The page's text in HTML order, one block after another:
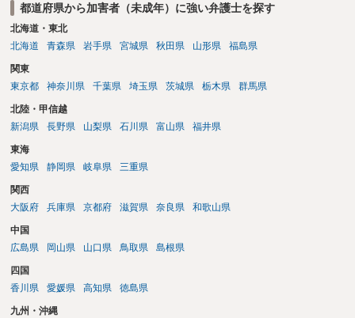
都道府県から加害者（未成年）に強い弁護士を探す
北海道・東北
北海道
青森県 岩手県 宮城県 秋田県 山形県 福島県
関東
東京都
神奈川県 千葉県 埼玉県 茨城県 栃木県 群馬県
北陸・甲信越
新潟県
長野県 山梨県 石川県 富山県 福井県
東海
愛知県
静岡県 岐阜県 三重県
関西
大阪府
兵庫県 京都府 滋賀県 奈良県 和歌山県
中国
広島県
岡山県 山口県 鳥取県 島根県
四国
香川県
愛媛県 高知県 徳島県
九州・沖縄